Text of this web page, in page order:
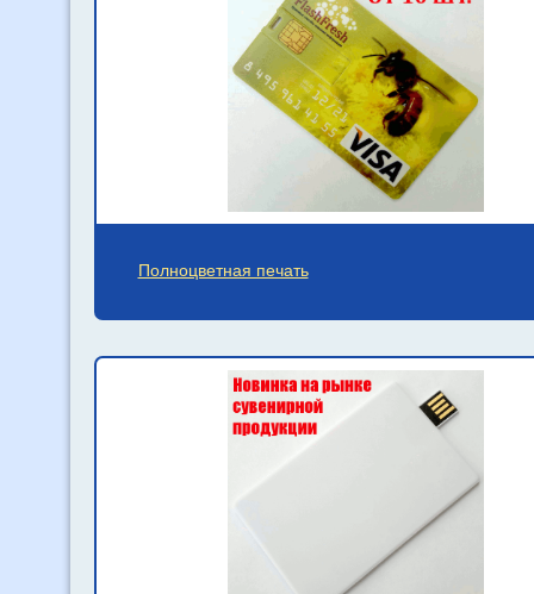
Полноцветная печать